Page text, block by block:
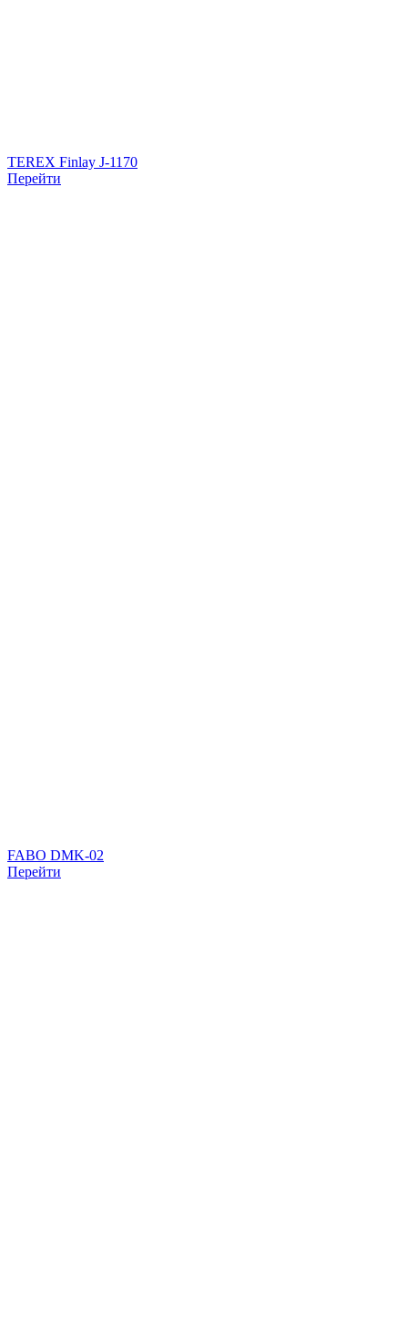
TEREX Finlay J-1170
Перейти
FABO DMK-02
Перейти